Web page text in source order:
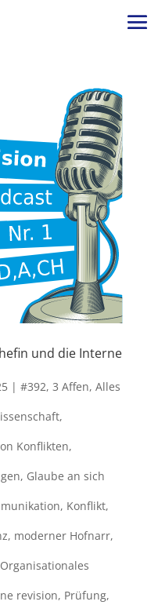
und die Interne
| #392, 3 Affen, Alles
,
Konflikten,
, Glaube an sich
, Konflikt,
, moderner Hofnarr,
Organisationales
revision, Prüfung,